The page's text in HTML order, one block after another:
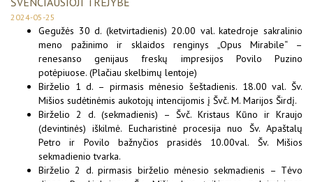
2024-05-25
Gegužės 30 d. (ketvirtadienis) 20.00 val. katedroje sakralinio
meno pažinimo ir sklaidos renginys „Opus Mirabile“ –
renesanso genijaus freskų impresijos Povilo Puzino
potėpiuose. (Plačiau skelbimų lentoje)
Birželio 1 d. – pirmasis mėnesio šeštadienis. 18.00 val. Šv.
Mišios sudėtinėmis aukotojų intencijomis į Švč. M. Marijos Širdį.
Birželio 2 d. (sekmadienis) – Švč. Kristaus Kūno ir Kraujo
(devintinės) iškilmė. Eucharistinė procesija nuo Šv. Apaštalų
Petro ir Povilo bažnyčios prasidės 10.00val. Šv. Mišios
sekmadienio tvarka.
Birželio 2 d. pirmasis birželio mėnesio sekmadienis – Tėvo